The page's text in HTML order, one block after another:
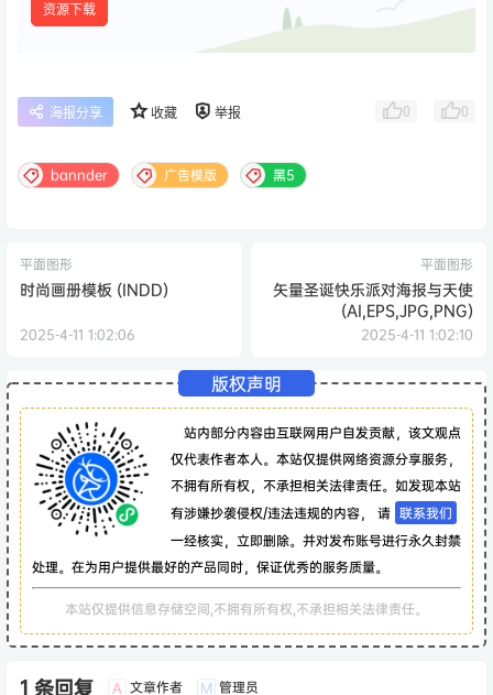
资源下载
海报分享 收藏 举报 0 0
bannder 广告模版 黑5
平面图形
时尚画册模板 (INDD)
2025-4-11 1:02:06
平面图形
矢量圣诞快乐派对海报与天使
(AI,EPS,JPG,PNG)
2025-4-11 1:02:10
版权声明
站内部分内容由互联网用户自发贡献，该文观点
仅代表作者本人。本站仅提供网络资源分享服务，
不拥有所有权，不承担相关法律责任。如发现本站
有涉嫌抄袭侵权/违法违规的内容， 请 联系我们
一经核实，立即删除。并对发布账号进行永久封禁
处理。在为用户提供最好的产品同时，保证优秀的服务质量。
本站仅提供信息存储空间,不拥有所有权,不承担相关法律责任。
1 条回复 A 文章作者 M 管理员